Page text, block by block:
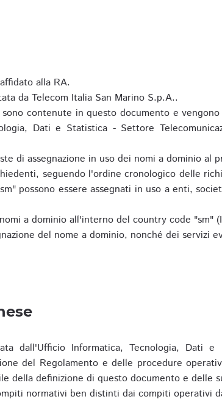
alla RA.
da Telecom Italia San Marino S.p.A..
contenute in questo documento e
Dati e Statistica - Settore
di assegnazione in uso dei nomi a dominio al
seguendo l'ordine cronologico delle
possono essere assegnati in uso a enti,
a dominio all'interno del country code "sm"
del nome a dominio, nonché dei servizi
dall'Ufficio Informatica, Tecnologia, Dati
del Regolamento e delle procedure
della definizione di questo documento e delle
normativi ben distinti dai compiti operativi